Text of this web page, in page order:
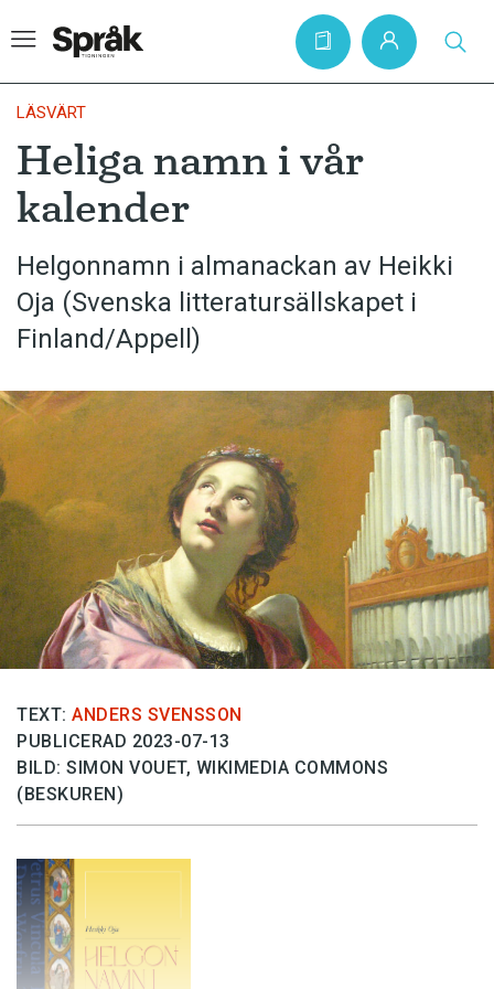
Hem
Artiklar
Krönikor
Språkfrågor
Skrivtips
Kviss
Podden
Anmäl till språkpolisen
Föreslå nyord
Annonsera
Prenumerera
Läs Språktidningen digitalt
Press
LÄSVÄRT
Heliga namn i vår
kalender
Helgonnamn i almanackan av Heikki
Oja (Svenska litteratur­sällskapet i
Finland/Appell)
TEXT: ANDERS SVENSSON
PUBLICERAD 2023-07-13
BILD: SIMON VOUET, WIKIMEDIA COMMONS
(BESKUREN)